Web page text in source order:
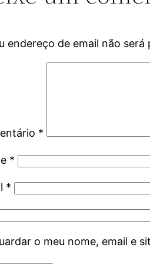
endereço de email não será
*
*
*
o meu nome, email e